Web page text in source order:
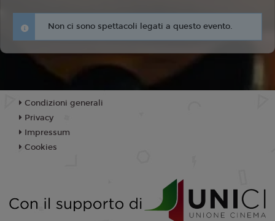
Non ci sono spettacoli legati a questo evento.
Condizioni generali
Privacy
Impressum
Cookies